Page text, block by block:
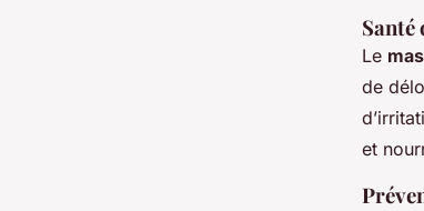
Santé
Le
de
et